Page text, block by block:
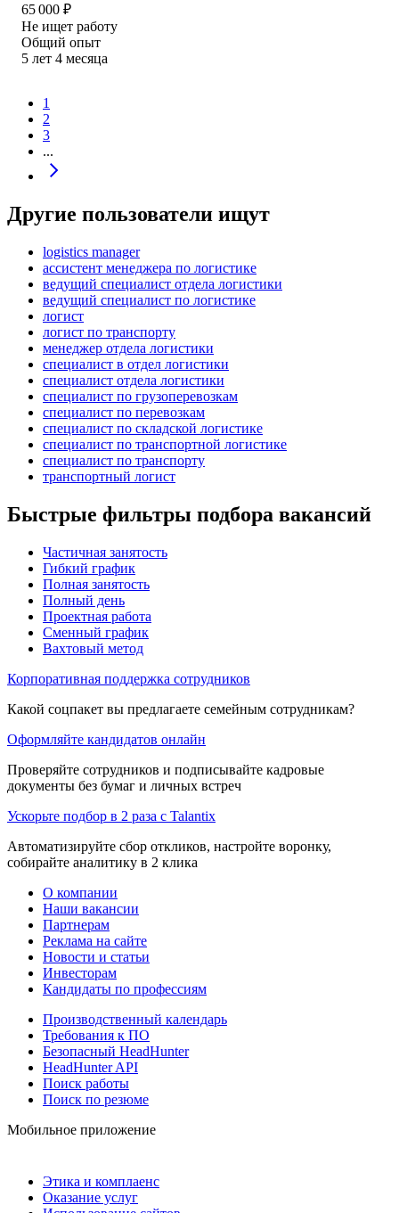
65 000 ₽
Не ищет работу
Общий опыт
5 лет 4 месяца
1
2
3
...
Другие пользователи ищут
logistics manager
ассистент менеджера по логистике
ведущий специалист отдела логистики
ведущий специалист по логистике
логист
логист по транспорту
менеджер отдела логистики
специалист в отдел логистики
специалист отдела логистики
специалист по грузоперевозкам
специалист по перевозкам
специалист по складской логистике
специалист по транспортной логистике
специалист по транспорту
транспортный логист
Быстрые фильтры подбора вакансий
Частичная занятость
Гибкий график
Полная занятость
Полный день
Проектная работа
Сменный график
Вахтовый метод
Корпоративная поддержка сотрудников
Какой соцпакет вы предлагаете семейным сотрудникам?
Оформляйте кандидатов онлайн
Проверяйте сотрудников и подписывайте кадровые
документы без бумаг и личных встреч
Ускорьте подбор в 2 раза с Talantix
Автоматизируйте сбор откликов, настройте воронку,
собирайте аналитику в 2 клика
О компании
Наши вакансии
Партнерам
Реклама на сайте
Новости и статьи
Инвесторам
Кандидаты по профессиям
Производственный календарь
Требования к ПО
Безопасный HeadHunter
HeadHunter API
Поиск работы
Поиск по резюме
Мобильное приложение
Этика и комплаенс
Оказание услуг